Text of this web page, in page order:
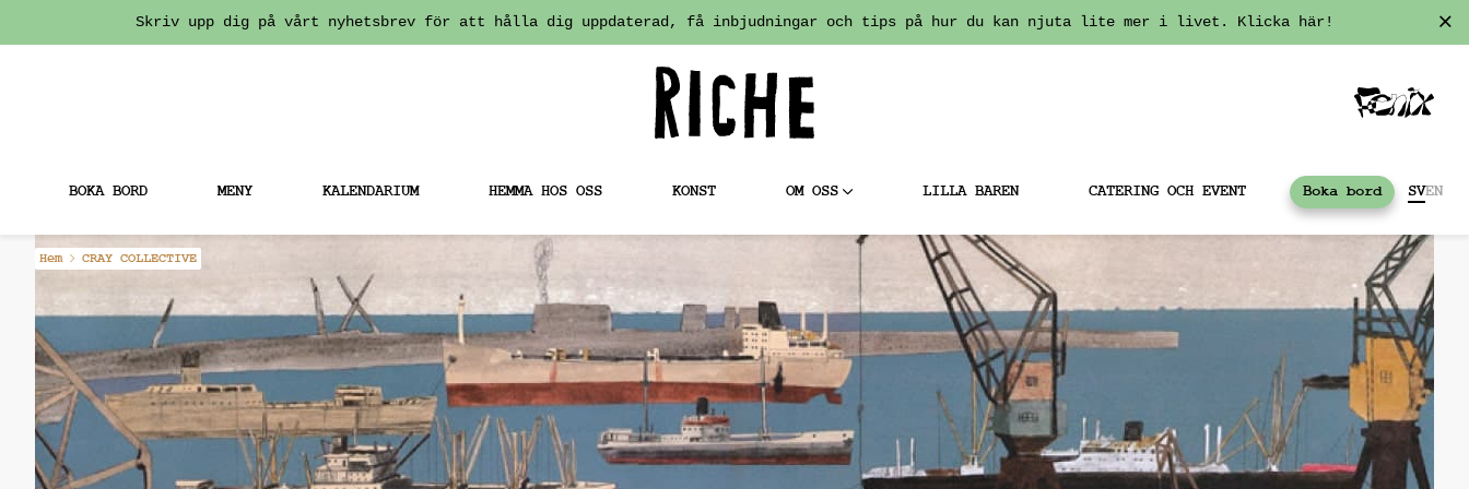
Fortsätt
till
innehållet
Skriv upp dig på vårt nyhetsbrev för att hålla dig uppdaterad, få inbjudningar och tips på hur du kan njuta lite mer i livet. Klicka här!
BOKA BORD MENY KALENDARIUM HEMMA HOS OSS KONST OM OSS LILLA BAREN CATERING OCH EVENT Boka bord SVEN
Hem CRAY COLLECTIVE